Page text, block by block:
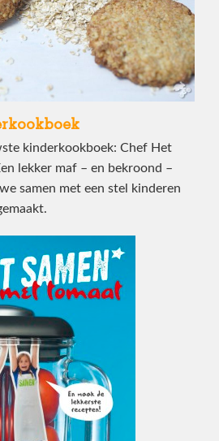
kinderkookboek: Chef Het
lekker maf – en bekroond –
samen met een stel kinderen